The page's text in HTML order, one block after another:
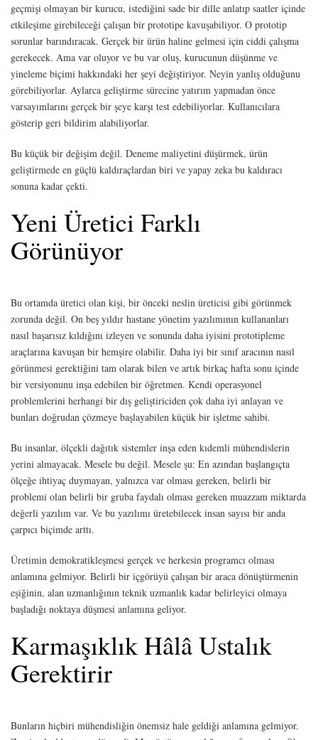
geçmişi olmayan bir kurucu, istediğini sade bir dille anlatıp saatler içinde
etkileşime girebileceği çalışan bir prototipe kavuşabiliyor. O prototip
sorunlar barındıracak. Gerçek bir ürün haline gelmesi için ciddi çalışma
gerekecek. Ama var oluyor ve bu var oluş, kurucunun düşünme ve
yineleme biçimi hakkındaki her şeyi değiştiriyor. Neyin yanlış olduğunu
görebiliyorlar. Aylarca geliştirme sürecine yatırım yapmadan önce
varsayımlarını gerçek bir şeye karşı test edebiliyorlar. Kullanıcılara
gösterip geri bildirim alabiliyorlar.
Bu küçük bir değişim değil. Deneme maliyetini düşürmek, ürün
geliştirmede en güçlü kaldıraçlardan biri ve yapay zeka bu kaldıracı
sonuna kadar çekti.
Yeni Üretici Farklı
Görünüyor
Bu ortamda üretici olan kişi, bir önceki neslin üreticisi gibi görünmek
zorunda değil. On beş yıldır hastane yönetim yazılımının kullananları
nasıl başarısız kıldığını izleyen ve sonunda daha iyisini prototipleme
araçlarına kavuşan bir hemşire olabilir. Daha iyi bir sınıf aracının nasıl
görünmesi gerektiğini tam olarak bilen ve artık birkaç hafta sonu içinde
bir versiyonunu inşa edebilen bir öğretmen. Kendi operasyonel
problemlerini herhangi bir dış geliştiriciden çok daha iyi anlayan ve
bunları doğrudan çözmeye başlayabilen küçük bir işletme sahibi.
Bu insanlar, ölçekli dağıtık sistemler inşa eden kıdemli mühendislerin
yerini almayacak. Mesele bu değil. Mesele şu: En azından başlangıçta
ölçeğe ihtiyaç duymayan, yalnızca var olması gereken, belirli bir
problemi olan belirli bir gruba faydalı olması gereken muazzam miktarda
değerli yazılım var. Ve bu yazılımı üretebilecek insan sayısı bir anda
çarpıcı biçimde arttı.
Üretimin demokratikleşmesi gerçek ve herkesin programcı olması
anlamına gelmiyor. Belirli bir içgörüyü çalışan bir araca dönüştürmenin
eşiğinin, alan uzmanlığının teknik uzmanlık kadar belirleyici olmaya
başladığı noktaya düşmesi anlamına geliyor.
Karmaşıklık Hâlâ Ustalık
Gerektirir
Bunların hiçbiri mühendisliğin önemsiz hale geldiği anlamına gelmiyor.